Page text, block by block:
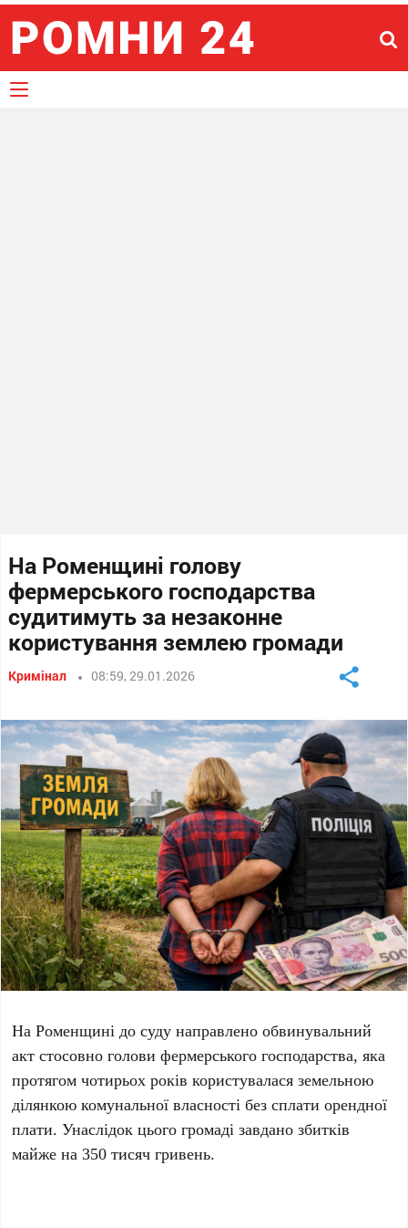
На Роменщині голову
фермерського господарства
судитимуть за незаконне
користування землею громади
Кримінал 08:59, 29.01.2026
На Роменщині до суду направлено обвинувальний
акт стосовно голови фермерського господарства, яка
протягом чотирьох років користувалася земельною
ділянкою комунальної власності без сплати орендної
плати. Унаслідок цього громаді завдано збитків
майже на 350 тисяч гривень.